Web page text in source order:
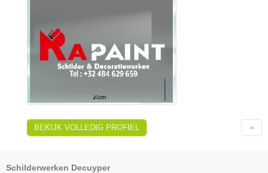
BEKIJK VOLLEDIG PROFIEL
Schilderwerken Decuyper